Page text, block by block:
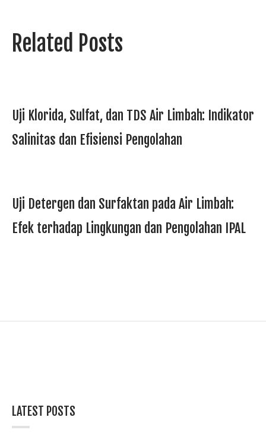
Related Posts
Uji Klorida, Sulfat, dan TDS Air Limbah: Indikator
Salinitas dan Efisiensi Pengolahan
Uji Detergen dan Surfaktan pada Air Limbah:
Efek terhadap Lingkungan dan Pengolahan IPAL
LATEST POSTS